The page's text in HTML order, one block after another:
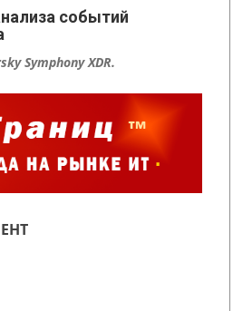
событий
Symphony XDR.